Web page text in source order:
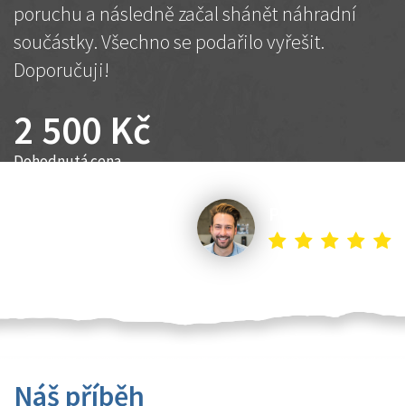
poruchu a následně začal shánět náhradní
součástky. Všechno se podařilo vyřešit.
Doporučuji!
2 500 Kč
Dohodnutá cena
Náš příběh